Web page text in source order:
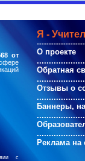
Я -
О проекте
Обратная
Отзывы о
Баннеры,
Реклама на
от
с